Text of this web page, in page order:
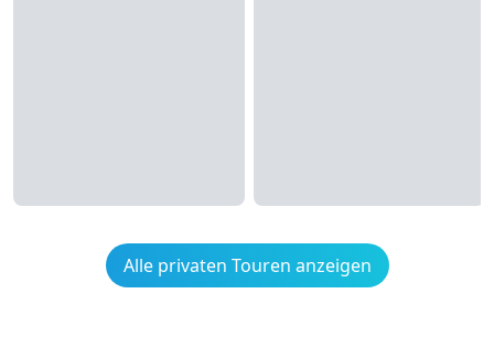
Alle privaten Touren anzeigen